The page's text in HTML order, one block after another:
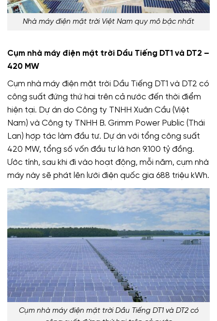
Nhà máy điện mặt trời Việt Nam quy mô bậc nhất
Cụm nhà máy điện mặt trời Dầu Tiếng DT1 và DT2 –
420 MW
Cụm nhà máy điện mặt trời Dầu Tiếng DT1 và DT2 có
công suất đứng thứ hai trên cả nước đến thời điểm
hiện tại. Dự án do Công ty TNHH Xuân Cầu (Việt
Nam) và Công ty TNHH B. Grimm Power Public (Thái
Lan) hợp tác làm đầu tư. Dự án với tổng công suất
420 MW, tổng số vốn đầu tư là hơn 9.100 tỷ đồng.
Ước tính, sau khi đi vào hoạt động, mỗi năm, cụm nhà
máy này sẽ phát lên lưới điện quốc gia 688 triệu kWh.
Cụm nhà máy điện mặt trời Dầu Tiếng DT1 và DT2 có